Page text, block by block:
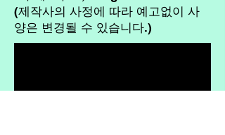
(제작사의 사정에 따라 예고없이 사
양은 변경될 수 있습니다.)